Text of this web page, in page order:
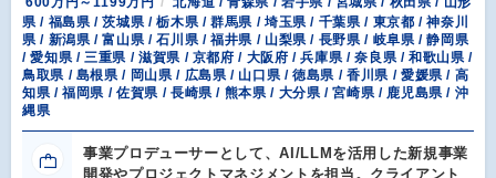
県 / 福島県 / 茨城県 / 栃木県 / 群馬県 / 埼玉県 / 千葉県 / 東京都 / 神奈川
県 / 新潟県 / 富山県 / 石川県 / 福井県 / 山梨県 / 長野県 / 岐阜県 / 静岡県
/ 愛知県 / 三重県 / 滋賀県 / 京都府 / 大阪府 / 兵庫県 / 奈良県 / 和歌山県 /
鳥取県 / 島根県 / 岡山県 / 広島県 / 山口県 / 徳島県 / 香川県 / 愛媛県 / 高
知県 / 福岡県 / 佐賀県 / 長崎県 / 熊本県 / 大分県 / 宮崎県 / 鹿児島県 / 沖
縄県
事業プロデューサーとして、AI/LLMを活用した新規事業
開発やプロジェクトマネジメントを担当。クライアント